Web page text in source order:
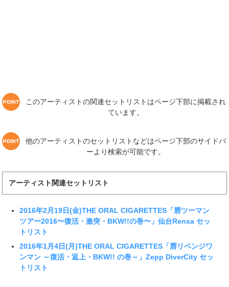
このアーティストの関連セットリストはページ下部に掲載され
ています。
他のアーティストのセットリストなどはページ下部のサイドバ
ーより検索が可能です。
アーティスト関連セットリスト
2016年2月19日(金)THE ORAL CIGARETTES「唇ツーマン
ツアー2016〜復活・激突・BKW!!の巻〜」仙台Rensa セッ
トリスト
2016年1月4日(月)THE ORAL CIGARETTES「唇リベンジワ
ンマン ～復活・返上・BKW!! の巻～」Zepp DiverCity セッ
トリスト